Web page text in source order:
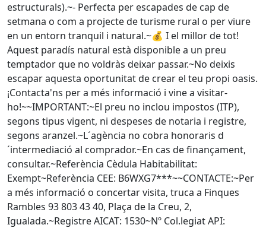
estructurals).~- Perfecta per escapades de cap de
setmana o com a projecte de turisme rural o per viure
en un entorn tranquil i natural.~💰 I el millor de tot!
Aquest paradís natural està disponible a un preu
temptador que no voldràs deixar passar.~No deixis
escapar aquesta oportunitat de crear el teu propi oasis.
¡Contacta'ns per a més informació i vine a visitar-
ho!~~IMPORTANT:~El preu no inclou impostos (ITP),
segons tipus vigent, ni despeses de notaria i registre,
segons aranzel.~L´agència no cobra honoraris d
´intermediació al comprador.~En cas de finançament,
consultar.~Referència Cèdula Habitabilitat:
Exempt~Referència CEE: B6WXG7***~~CONTACTE:~Per
a més informació o concertar visita, truca a Finques
Rambles 93 803 43 40, Plaça de la Creu, 2,
Igualada.~Registre AICAT: 1530~Nº Col.legiat API: